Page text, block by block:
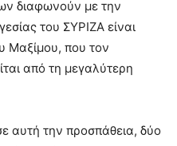
διαφωνούν με την
του ΣΥΡΙΖΑ είναι
Μαξίμου, που τον
από τη μεγαλύτερη
αυτή την προσπάθεια, δύο